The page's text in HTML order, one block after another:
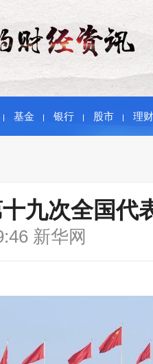
基金 银行 股市 理财
九次全国代
新华网